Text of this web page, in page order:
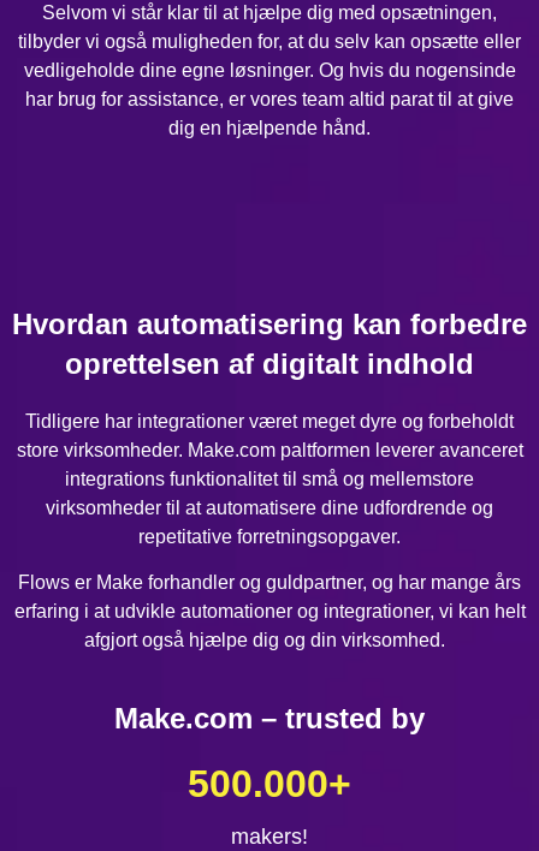
Selvom vi står klar til at hjælpe dig med opsætningen,
tilbyder vi også muligheden for, at du selv kan opsætte eller
vedligeholde dine egne løsninger. Og hvis du nogensinde
har brug for assistance, er vores team altid parat til at give
dig en hjælpende hånd.
Hvordan automatisering kan forbedre
oprettelsen af digitalt indhold
Tidligere har integrationer været meget dyre og forbeholdt
store virksomheder. Make.com paltformen leverer avanceret
integrations funktionalitet til små og mellemstore
virksomheder til at automatisere dine udfordrende og
repetitative forretningsopgaver.
Flows er Make forhandler og guldpartner, og har mange års
erfaring i at udvikle automationer og integrationer, vi kan helt
afgjort også hjælpe dig og din virksomhed.
Make.com – trusted by
makers!
500.000+